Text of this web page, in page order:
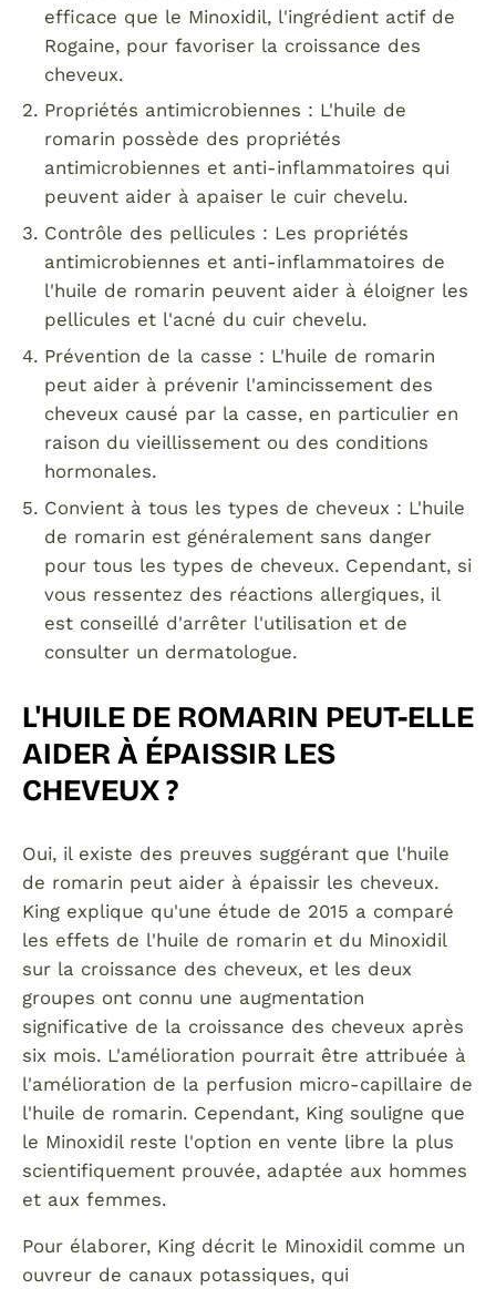
efficace que le Minoxidil, l'ingrédient actif de
Rogaine, pour favoriser la croissance des
cheveux.
Propriétés antimicrobiennes : L'huile de
romarin possède des propriétés
antimicrobiennes et anti-inflammatoires qui
peuvent aider à apaiser le cuir chevelu.
Contrôle des pellicules : Les propriétés
antimicrobiennes et anti-inflammatoires de
l'huile de romarin peuvent aider à éloigner les
pellicules et l'acné du cuir chevelu.
Prévention de la casse : L'huile de romarin
peut aider à prévenir l'amincissement des
cheveux causé par la casse, en particulier en
raison du vieillissement ou des conditions
hormonales.
Convient à tous les types de cheveux : L'huile
de romarin est généralement sans danger
pour tous les types de cheveux. Cependant, si
vous ressentez des réactions allergiques, il
est conseillé d'arrêter l'utilisation et de
consulter un dermatologue.
L'HUILE DE ROMARIN PEUT-ELLE
AIDER À ÉPAISSIR LES
CHEVEUX ?
Oui, il existe des preuves suggérant que l'huile
de romarin peut aider à épaissir les cheveux.
King explique qu'une étude de 2015 a comparé
les effets de l'huile de romarin et du Minoxidil
sur la croissance des cheveux, et les deux
groupes ont connu une augmentation
significative de la croissance des cheveux après
six mois. L'amélioration pourrait être attribuée à
l'amélioration de la perfusion micro-capillaire de
l'huile de romarin. Cependant, King souligne que
le Minoxidil reste l'option en vente libre la plus
scientifiquement prouvée, adaptée aux hommes
et aux femmes.
Pour élaborer, King décrit le Minoxidil comme un
ouvreur de canaux potassiques, qui